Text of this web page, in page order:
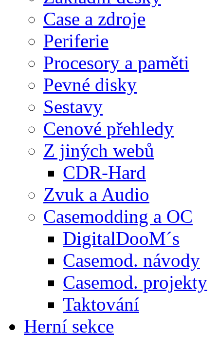
Case a zdroje
Periferie
Procesory a paměti
Pevné disky
Sestavy
Cenové přehledy
Z jiných webů
CDR-Hard
Zvuk a Audio
Casemodding a OC
DigitalDooM´s
Casemod. návody
Casemod. projekty
Taktování
Herní sekce